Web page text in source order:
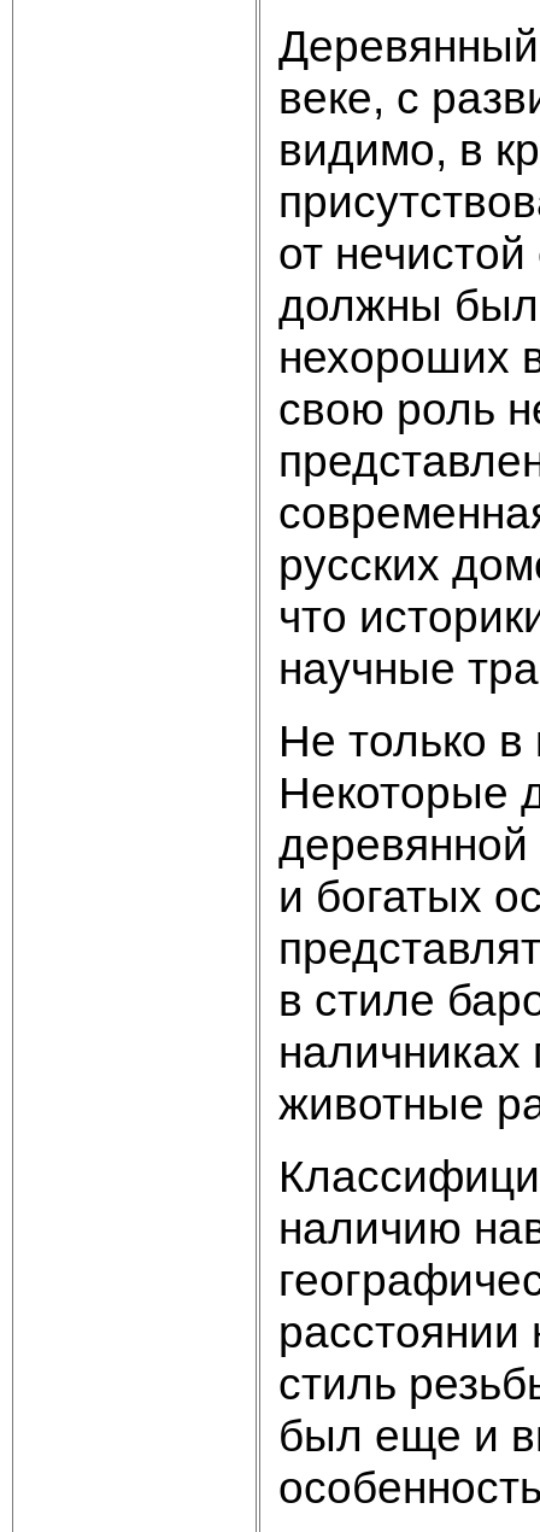
веке, с
видимо, в
от
должны
нехороших
свою роль
русских
что
научные
Не только в
Некоторые
и богатых
в стиле
животные
наличию
расстоянии
стиль
был еще и